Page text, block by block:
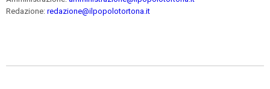
Redazione: redazione@ilpopolotortona.it